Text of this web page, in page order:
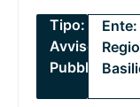
Tipo:
Avviso
Pubblico
Ente: